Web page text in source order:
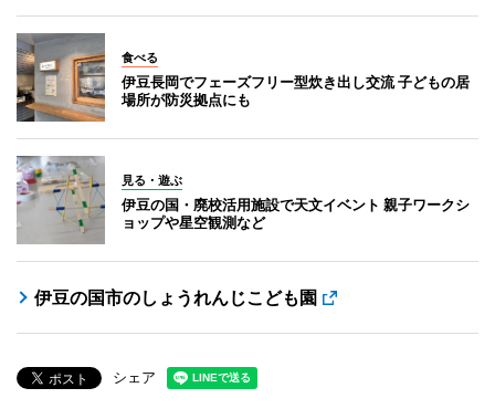
食べる
伊豆長岡でフェーズフリー型炊き出し交流 子どもの居
場所が防災拠点にも
見る・遊ぶ
伊豆の国・廃校活用施設で天文イベント 親子ワークシ
ョップや星空観測など
伊豆の国市のしょうれんじこども園
シェア